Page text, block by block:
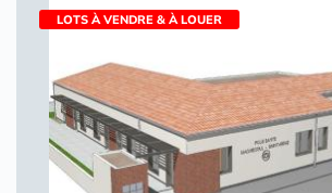
LOTS À VENDRE & À LOUER